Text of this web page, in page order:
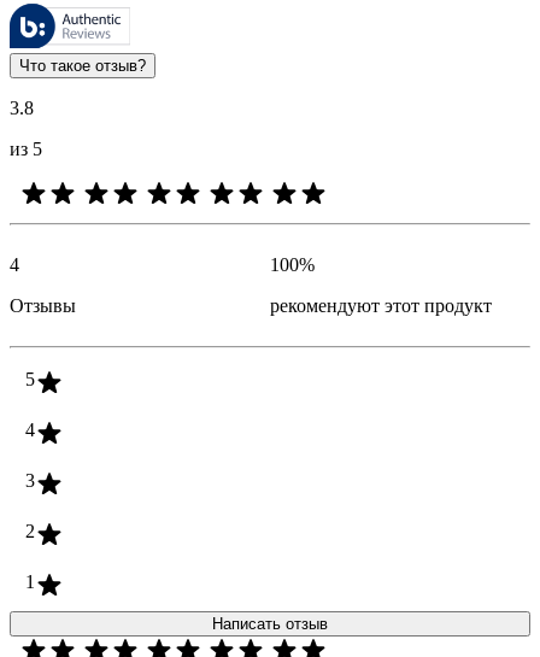
Этими отзывами управляет компания Bazaarvoice. Они
Оценки клиентов в виде отзыва и звездочек полезны для
Что такое отзыв?
3.8
из 5
4
Отзывы
100%
рекомендуют этот продукт
5
4
3
2
1
Написать отзыв